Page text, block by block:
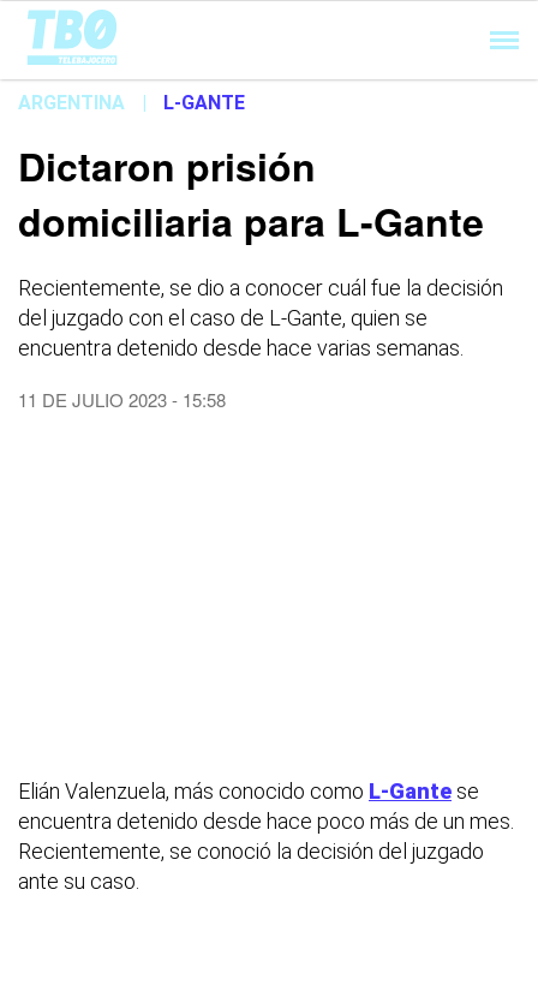
Cargando...
ARGENTINA | L-GANTE
Dictaron prisión
domiciliaria para L-Gante
Recientemente, se dio a conocer cuál fue la decisión
del juzgado con el caso de L-Gante, quien se
encuentra detenido desde hace varias semanas.
11 DE JULIO 2023 - 15:58
Elián Valenzuela, más conocido como L-Gante se
encuentra detenido desde hace poco más de un mes.
Recientemente, se conoció la decisión del juzgado
ante su caso.